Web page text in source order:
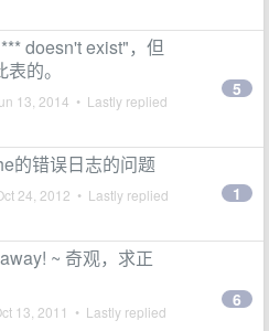
doesn't exist"，但
的。
13, 2014 • Lastly replied
5
的错误日志的问题
24, 2012 • Lastly replied
1
~ 奇观，求正
13, 2011 • Lastly replied
6